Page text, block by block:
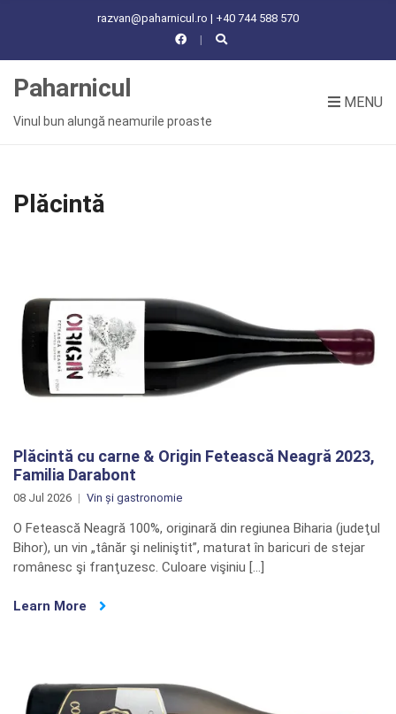
razvan@paharnicul.ro | +40 744 588 570
R
Paharnicul
Vinul bun alungă neamurile proaste
MENU
Plăcintă
Plăcintă cu carne & Origin Fetească Neagră 2023,
Familia Darabont
08 Jul 2026 Vin și gastronomie
O Fetească Neagră 100%, originară din regiunea Biharia (judeţul
Bihor), un vin „tânăr şi neliniştit”, maturat în baricuri de stejar
românesc şi franţuzesc. Culoare vişiniu […]
Learn More